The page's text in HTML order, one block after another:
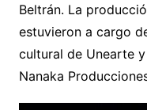
Beltrán. La
estuvieron a cargo
cultural de Unearte
Nanaka